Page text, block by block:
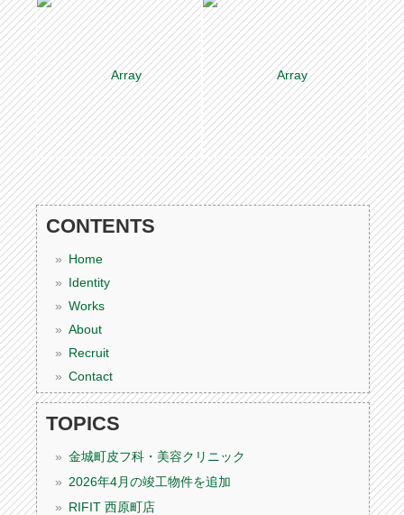
CONTENTS
Home
Identity
Works
About
Recruit
Contact
TOPICS
金城町皮フ科・美容クリニック
2026年4月の竣工物件を追加
RIFIT 西原町店